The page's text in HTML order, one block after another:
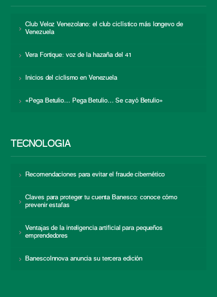
Club Veloz Venezolano: el club ciclístico más longevo de
Venezuela
Vera Fortique: voz de la hazaña del 41
Inicios del ciclismo en Venezuela
«Pega Betulio… Pega Betulio… Se cayó Betulio»
TECNOLOGÍA
Recomendaciones para evitar el fraude cibernético
Claves para proteger tu cuenta Banesco: conoce cómo
prevenir estafas
Ventajas de la inteligencia artificial para pequeños
emprendedores
BanescoInnova anuncia su tercera edición